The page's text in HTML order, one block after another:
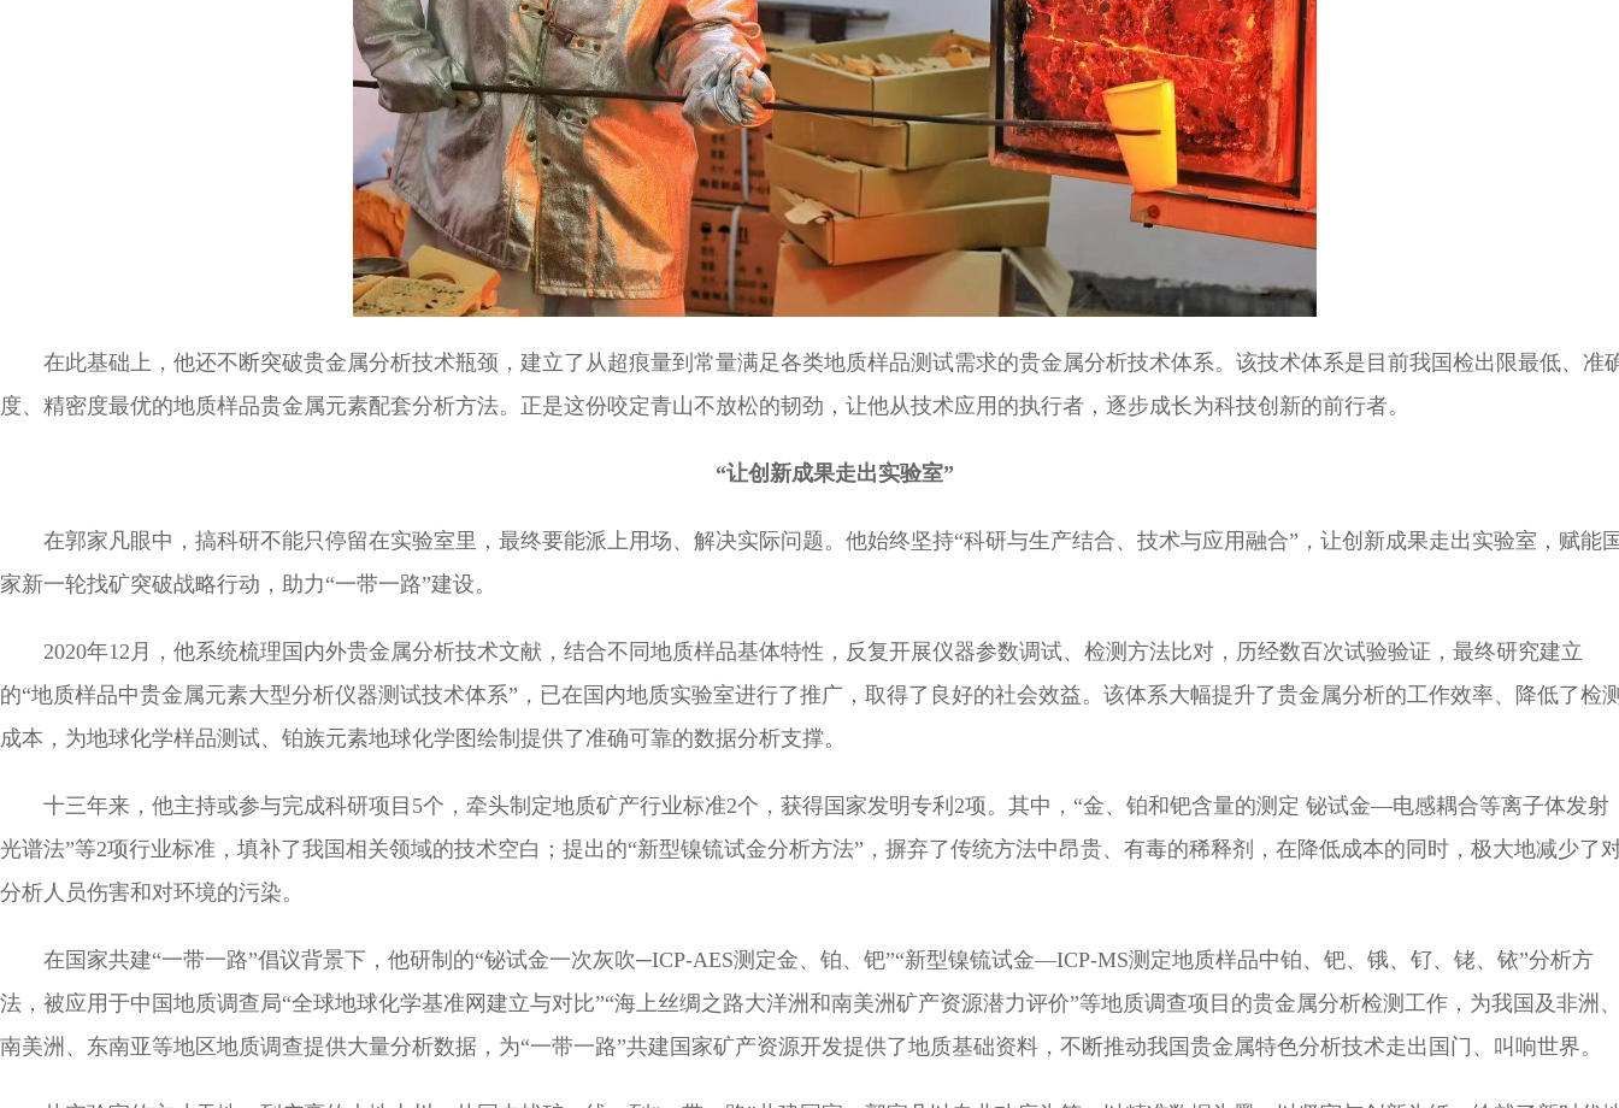
在此基础上，他还不断突破贵金属分析技术瓶颈，建立了从超痕量到常量满足各类地质样品测试需求的贵金属分析技术体系。该技术体系是目前我国检出限最低、准
度、精密度最优的地质样品贵金属元素配套分析方法。正是这份咬定青山不放松的韧劲，让他从技术应用的执行者，逐步成长为科技创新的前行者。
“让创新成果走出实验室”
在郭家凡眼中，搞科研不能只停留在实验室里，最终要能派上用场、解决实际问题。他始终坚持“科研与生产结合、技术与应用融合”，让创新成果走出实验室，赋能
家新一轮找矿突破战略行动，助力“一带一路”建设。
2020年12月，他系统梳理国内外贵金属分析技术文献，结合不同地质样品基体特性，反复开展仪器参数调试、检测方法比对，历经数百次试验验证，最终研究建立
的“地质样品中贵金属元素大型分析仪器测试技术体系”，已在国内地质实验室进行了推广，取得了良好的社会效益。该体系大幅提升了贵金属分析的工作效率、降低了检
成本，为地球化学样品测试、铂族元素地球化学图绘制提供了准确可靠的数据分析支撑。
十三年来，他主持或参与完成科研项目5个，牵头制定地质矿产行业标准2个，获得国家发明专利2项。其中，“金、铂和钯含量的测定 铋试金—电感耦合等离子体发射
光谱法”等2项行业标准，填补了我国相关领域的技术空白；提出的“新型镍锍试金分析方法”，摒弃了传统方法中昂贵、有毒的稀释剂，在降低成本的同时，极大地减少了
分析人员伤害和对环境的污染。
在国家共建“一带一路”倡议背景下，他研制的“铋试金一次灰吹─ICP-AES测定金、铂、钯”“新型镍锍试金—ICP-MS测定地质样品中铂、钯、锇、钌、铑、铱”分析方
法，被应用于中国地质调查局“全球地球化学基准网建立与对比”“海上丝绸之路大洋洲和南美洲矿产资源潜力评价”等地质调查项目的贵金属分析检测工作，为我国及非洲
南美洲、东南亚等地区地质调查提供大量分析数据，为“一带一路”共建国家矿产资源开发提供了地质基础资料，不断推动我国贵金属特色分析技术走出国门、叫响世界。